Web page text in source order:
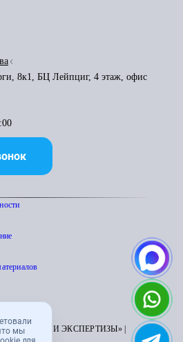
мы
8к1, БЦ Лейпциг, 4 этаж, офис
И ЭКСПЕРТИЗЫ» |